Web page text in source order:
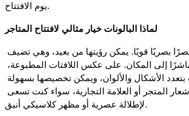
يوم الافتتاح.
لماذا البالونات خيار مثالي لافتتاح المتاجر
لإطلالة عصرية أو مظهر كلاسيكي أنيق.